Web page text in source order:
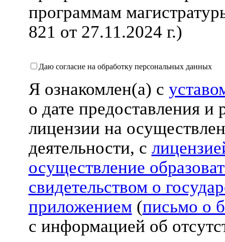
программам
821 от 27.11.2024 г.)
Даю согласие на обработку персональных данных
Я ознакомлен(а) с
о дате предоставления
лицензии на
деятельности, с
осуществление
свидетельством о
приложением(письмо о
с информацией об